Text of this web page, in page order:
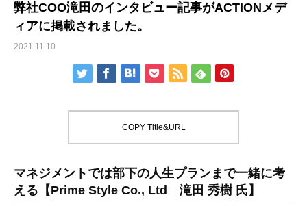
弊社COO滝田のインタビュー記事がACTIONメデ
ィアに掲載されました。
2021.11.10
COPY Title&URL
マネジメントでは部下の人生プランまで一緒に考
える【Prime Style Co., Ltd 滝田 秀樹 氏】